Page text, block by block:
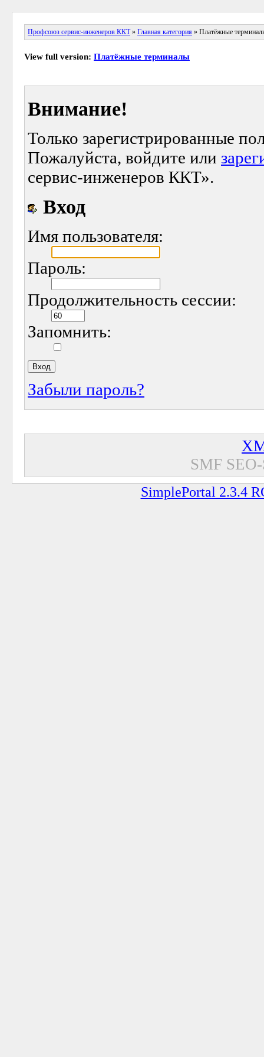
Профсоюз сервис-инженеров ККТ» Главная категория » Платёжные
View full version: Платёжные терминалы
Внимание!
Только зарегистрированные
Пожалуйста, войдите или
сервис-инженеров ККТ».
Вход
Имя пользователя:
Пароль:
Продолжительность сессии:
Запомнить:
Забыли пароль?
SMF
SimplePortal 2.3.4